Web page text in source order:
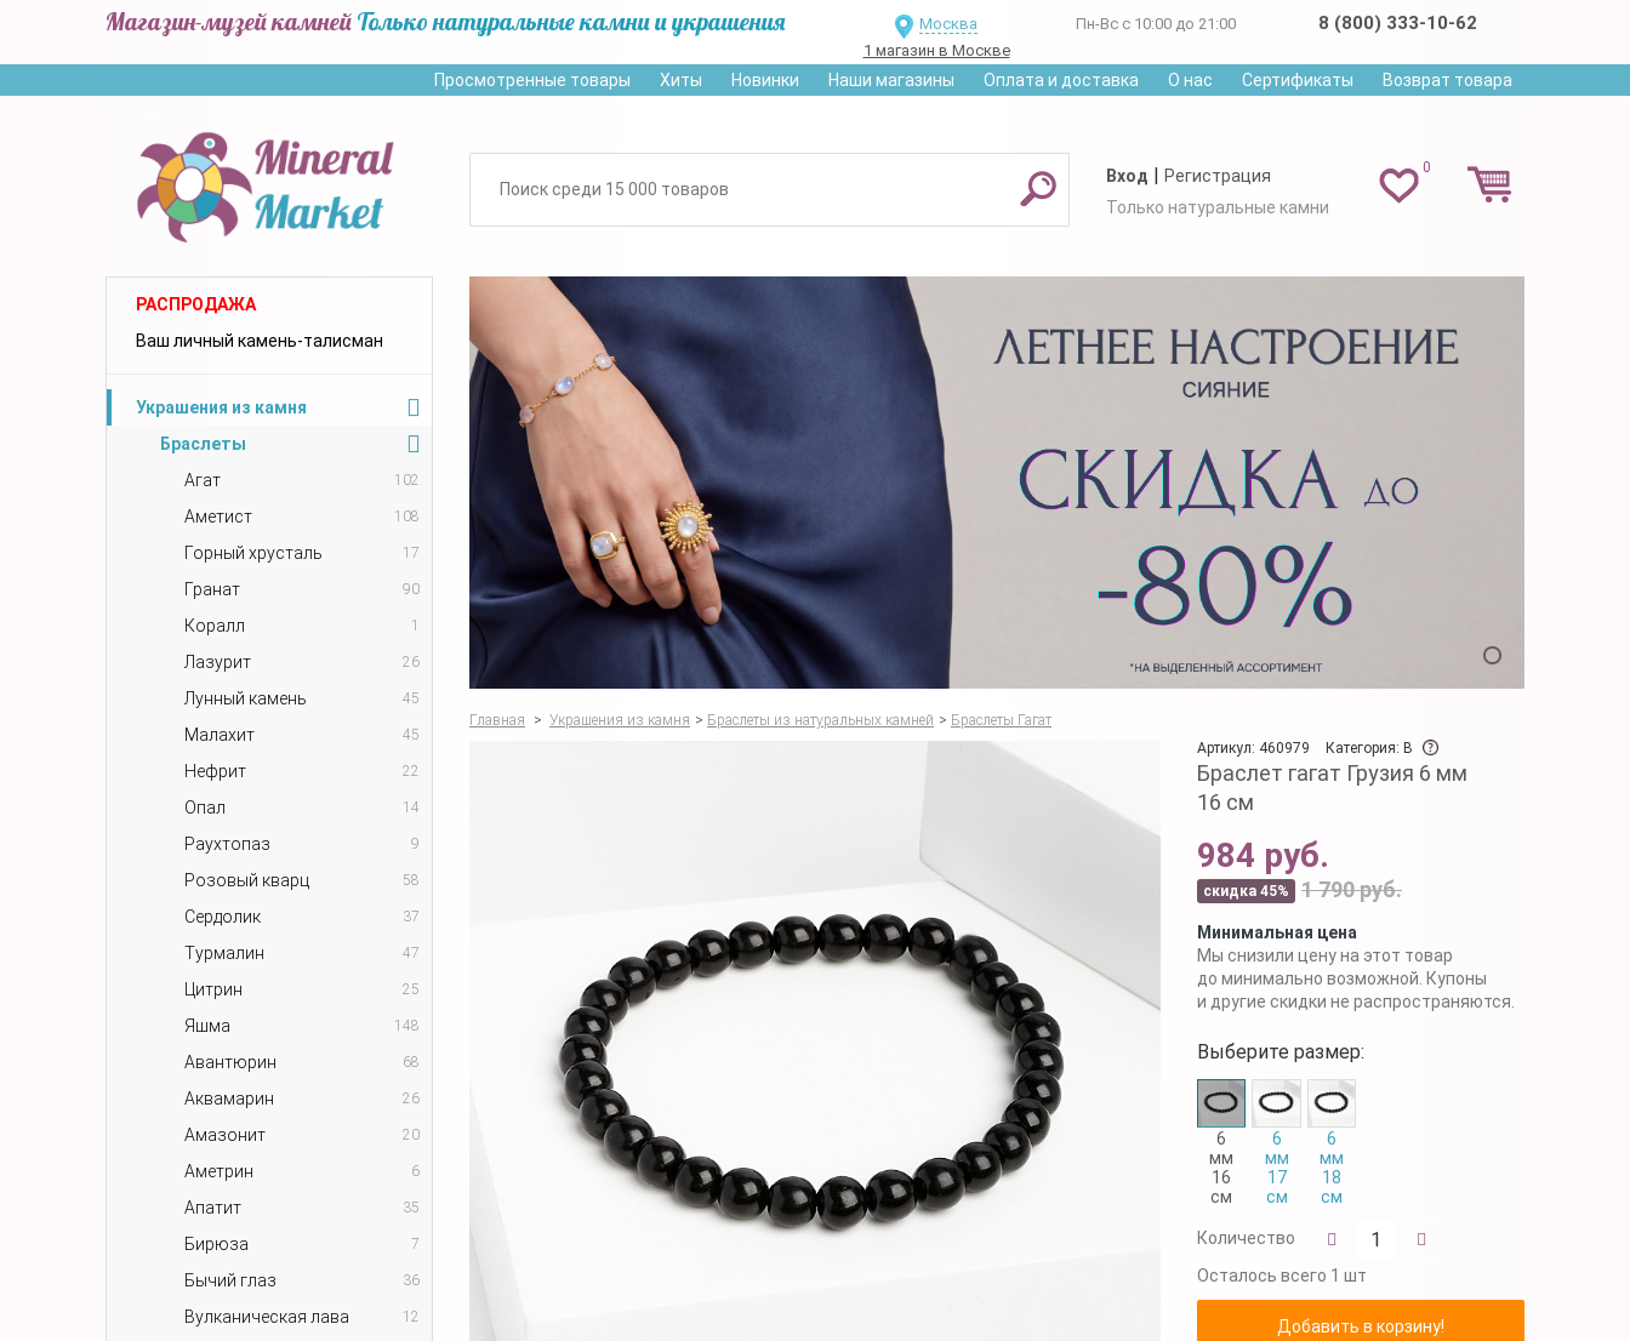
Магазин-музей камней Только натуральные камни и украшения
Москва
1 магазин в Москве
Пн-Вс с 10:00 до 21:00 8 (800) 333-10-62
Просмотренные товары Хиты Новинки Наши магазины Оплата и доставка О нас Сертификаты Возврат товара
0
Вход | Регистрация
Только натуральные камни
РАСПРОДАЖА
Ваш личный камень-талисман
Украшения из камня
Браслеты
Агат
102
Аметист 108
Горный хрусталь 17
Гранат 90
Коралл 1
Лазурит 26
Лунный камень 45
Малахит 45
Нефрит 22
Опал 14
Раухтопаз 9
Розовый кварц 58
Сердолик 37
Турмалин 47
Цитрин 25
Яшма 148
Авантюрин 68
Аквамарин 26
Амазонит 20
Аметрин 6
Апатит 35
Бирюза 7
Бычий глаз 36
Вулканическая лава 12
Главная > Украшения из камня > Браслеты из натуральных камней > Браслеты Гагат
Артикул: 460979
Категория: B
Браслет гагат Грузия 6 мм
16 см
984 руб.
скидка 45% 1 790 руб.
Минимальная цена
Мы снизили цену на этот товар
до минимально возможной. Купоны
и другие скидки не распространяются.
Выберите размер:
6
мм
16
см
6
мм
17
см
6
мм
18
см
Количество
Осталось всего 1 шт